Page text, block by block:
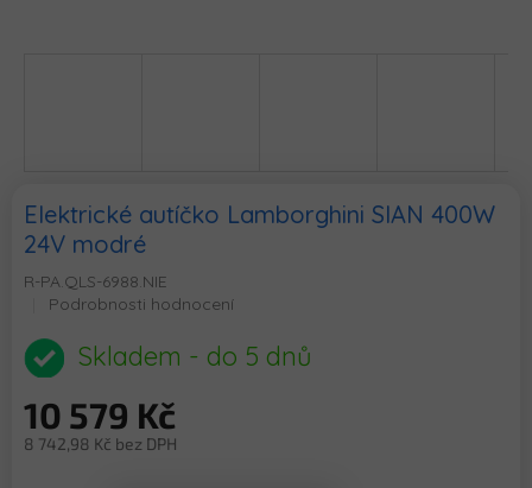
Elektrické autíčko Lamborghini SIAN 400W
24V modré
R-PA.QLS-6988.NIE
Průměrné
produktu
je
z
5
Podrobnosti hodnocení
Skladem - do 5 dnů
10 579 Kč
8 742,98 Kč bez DPH